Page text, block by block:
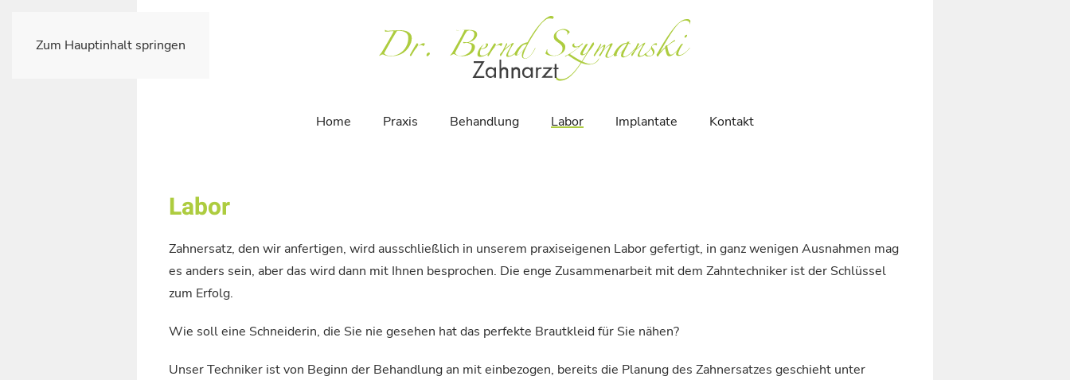
Zum Hauptinhalt springen
Home Praxis Behandlung Labor Implantate Kontakt
Labor
Zahnersatz, den wir anfertigen, wird ausschließlich in unserem praxiseigenen Labor gefertigt, in ganz wenigen Ausnahmen mag
es anders sein, aber das wird dann mit Ihnen besprochen. Die enge Zusammenarbeit mit dem Zahntechniker ist der Schlüssel
zum Erfolg.
Wie soll eine Schneiderin, die Sie nie gesehen hat das perfekte Brautkleid für Sie nähen?
Unser Techniker ist von Beginn der Behandlung an mit einbezogen, bereits die Planung des Zahnersatzes geschieht unter